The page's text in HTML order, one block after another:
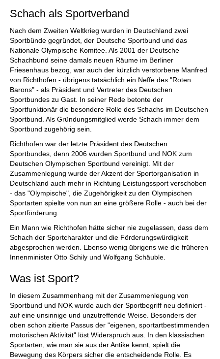
Schach als Sportverband
Nach dem Zweiten Weltkrieg wurden in Deutschland zwei
Sportbünde gegründet, der Deutsche Sportbund und das
Nationale Olympische Komitee. Als 2001 der Deutsche
Schachbund seine damals neuen Räume im Berliner
Friesenhaus bezog, war auch der kürzlich verstorbene Manfred
von Richthofen - übrigens tatsächlich ein Neffe des "Roten
Barons" - als Präsident und Vertreter des Deutschen
Sportbundes zu Gast. In seiner Rede betonte der
Sportfunktionär die besondere Rolle des Schachs im Deutschen
Sportbund. Als Gründungsmitglied werde Schach immer dem
Sportbund zugehörig sein.
Richthofen war der letzte Präsident des Deutschen
Sportbundes, denn 2006 wurden Sportbund und NOK zum
Deutschen Olympischen Sportbund vereinigt. Mit der
Zusammenlegung wurde der Akzent der Sportorganisation in
Deutschland auch mehr in Richtung Leistungssport verschoben
- das "Olympische", die Zugehörigkeit zu den Olympischen
Sportarten spielte von nun an eine größere Rolle - auch bei der
Sportförderung.
Ein Mann wie Richthofen hätte sicher nie zugelassen, dass dem
Schach der Sportcharakter und die Förderungswürdigkeit
abgesprochen werden. Ebenso wenig übrigens wie die früheren
Innenminister Otto Schily und Wolfgang Schäuble.
Was ist Sport?
In diesem Zusammenhang mit der Zusammenlegung von
Sportbund und NOK wurde auch der Sportbegriff neu definiert -
auf eine unsinnige und unzutreffende Weise. Besonders der
oben schon zitierte Passus der "eigenen, sportartbestimmenden
motorischen Aktivität" löst Widerspruch aus. In den klassischen
Sportarten, wie man sie aus der Antike kennt, spielt die
Bewegung des Körpers sicher die entscheidende Rolle. Es